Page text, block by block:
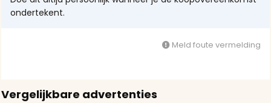
ondertekent.
Meld foute vermelding
Vergelijkbare advertenties